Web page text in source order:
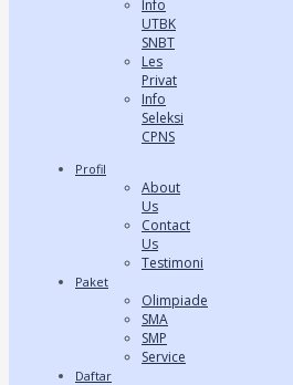
Info
UTBK
SNBT
Les
Privat
Info
Seleksi
CPNS
Profil
About
Us
Contact
Us
Testimoni
Paket
Olimpiade
SMA
SMP
Service
Daftar